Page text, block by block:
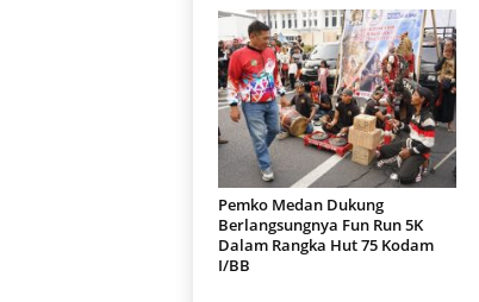
Pemko Medan Dukung
Berlangsungnya Fun Run 5K
Dalam Rangka Hut 75 Kodam
I/BB